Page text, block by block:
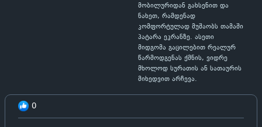
მობილურიდან გახსენით და
ნახეთ, რამდენად
კომფორტულად მუშაობს თამაში
პატარა ეკრანზე. ასეთი
მიდგომა გაცილებით რეალურ
წარმოდგენას ქმნის, ვიდრე
მხოლოდ სურათის ან სათაურის
მიხედვით არჩევა.
0